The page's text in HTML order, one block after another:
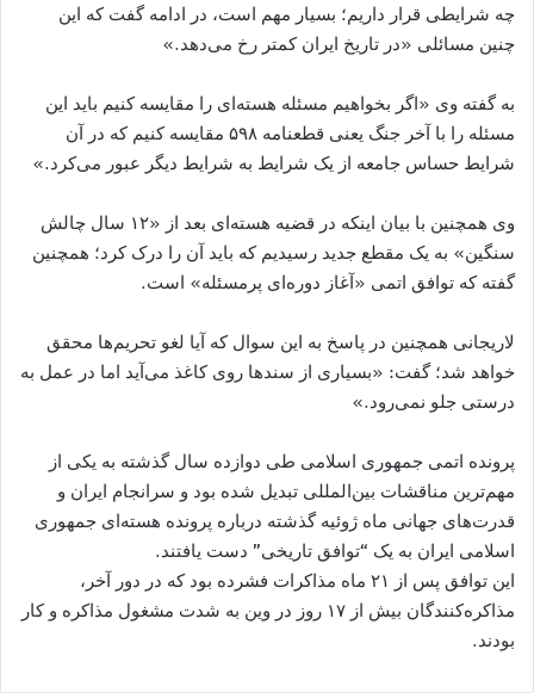
چه شرایطی قرار داریم؛ بسیار مهم است، در ادامه گفت که این
چنین مسائلی «در تاریخ ایران کمتر رخ می‌دهد.»
به گفته وی «اگر بخواهیم مسئله هسته‌ای را مقایسه کنیم باید این
مسئله را با آخر جنگ یعنی قطعنامه ۵۹۸ مقایسه کنیم که در آن
شرایط حساس جامعه از یک شرایط به شرایط دیگر عبور می‌کرد.»
وی همچنین با بیان اینکه در قضیه هسته‌ای بعد از «۱۲ سال چالش
سنگین» به یک مقطع جدید رسیدیم که باید آن را درک کرد؛ همچنین
گفته که توافق اتمی «آغاز دوره‌ای پرمسئله» است.
لاریجانی همچنین در پاسخ به این سوال که آیا لغو تحریم‌ها محقق
خواهد شد؛ گفت: «بسیاری از سندها روی کاغذ می‌آید اما در عمل به
درستی جلو نمی‌رود.»
پرونده‌ اتمی جمهوری اسلامی طی دوازده سال گذشته به یکی از
مهم‌ترین مناقشات بین‌المللی تبدیل شده بود و سرانجام ایران و
قدرت‌های جهانی ماه ژوئیه گذشته درباره پرونده هسته‌ای جمهوری
اسلامی ایران به یک “توافق تاریخی” دست یافتند.
این توافق پس از ۲۱ ماه مذاکرات فشرده بود که در دور آخر،
مذاکره‌کنندگان بیش از ۱۷ روز در وین به شدت مشغول مذاکره و کار
بودند.